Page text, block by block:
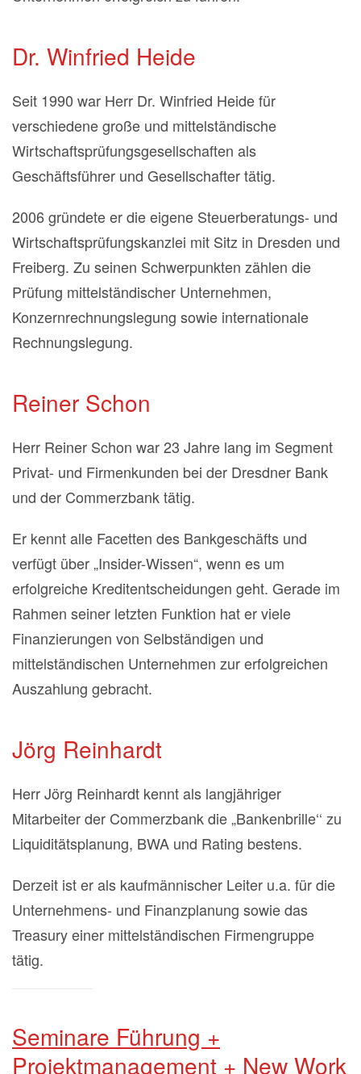
Dr. Winfried Heide
Seit 1990 war Herr Dr. Winfried Heide für
verschiedene große und mittelständische
Wirtschaftsprüfungsgesellschaften als
Geschäftsführer und Gesellschafter tätig.
2006 gründete er die eigene Steuerberatungs- und
Wirtschaftsprüfungskanzlei mit Sitz in Dresden und
Freiberg. Zu seinen Schwerpunkten zählen die
Prüfung mittelständischer Unternehmen,
Konzernrechnungslegung sowie internationale
Rechnungslegung.
Reiner Schon
Herr Reiner Schon war 23 Jahre lang im Segment
Privat- und Firmenkunden bei der Dresdner Bank
und der Commerzbank tätig.
Er kennt alle Facetten des Bankgeschäfts und
verfügt über „Insider-Wissen“, wenn es um
erfolgreiche Kreditentscheidungen geht. Gerade im
Rahmen seiner letzten Funktion hat er viele
Finanzierungen von Selbständigen und
mittelständischen Unternehmen zur erfolgreichen
Auszahlung gebracht.
Jörg Reinhardt
Herr Jörg Reinhardt kennt als langjähriger
Mitarbeiter der Commerzbank die „Bankenbrille‘‘ zu
Liquiditätsplanung, BWA und Rating bestens.
Derzeit ist er als kaufmännischer Leiter u.a. für die
Unternehmens- und Finanzplanung sowie das
Treasury einer mittelständischen Firmengruppe
tätig.
Seminare Führung +
Projektmanagement + New Work